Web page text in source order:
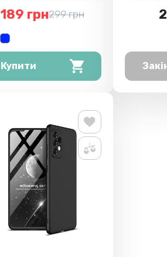
189 грн299 грн
Купити